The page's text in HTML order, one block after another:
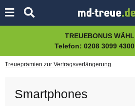
TREUEBONUS
Telefon: 0208 3099
Treueprämien zur Vertragsverlängerung
Smartphones